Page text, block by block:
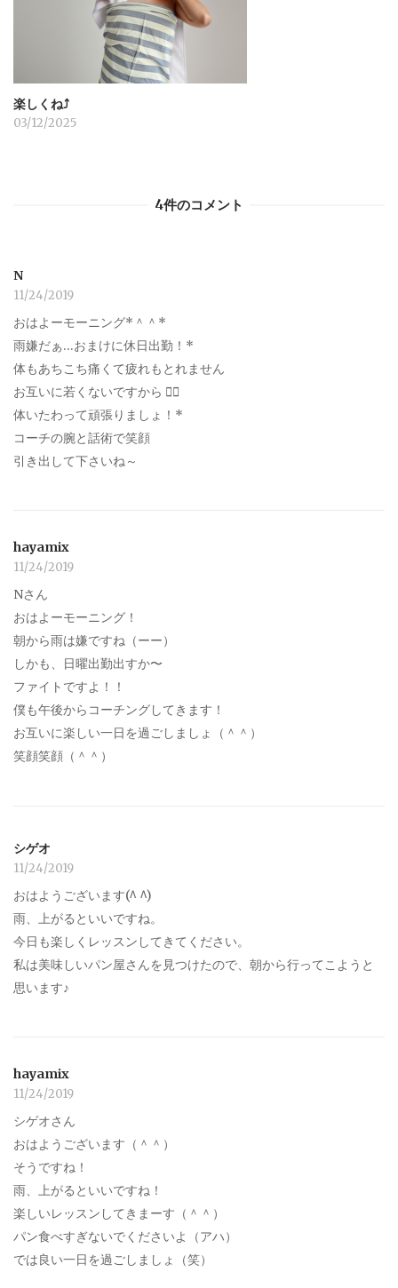
楽しくね⤴︎
03/12/2025
4件のコメント
N
11/24/2019
おはよーモーニング*＾＾*
雨嫌だぁ…おまけに休日出勤！*
体もあちこち痛くて疲れもとれません
お互いに若くないですから 笑⃝
体いたわって頑張りましょ！*
コーチの腕と話術で笑顔
引き出して下さいね～
hayamix
11/24/2019
Nさん
おはよーモーニング！
朝から雨は嫌ですね（ーー）
しかも、日曜出勤出すか〜
ファイトですよ！！
僕も午後からコーチングしてきます！
お互いに楽しい一日を過ごしましょ（＾＾）
笑顔笑顔（＾＾）
シゲオ
11/24/2019
おはようございます(^ ^)
雨、上がるといいですね。
今日も楽しくレッスンしてきてください。
私は美味しいパン屋さんを見つけたので、朝から行ってこようと
思います♪
hayamix
11/24/2019
シゲオさん
おはようございます（＾＾）
そうですね！
雨、上がるといいですね！
楽しいレッスンしてきまーす（＾＾）
パン食べすぎないでくださいよ（アハ）
では良い一日を過ごしましょ（笑）